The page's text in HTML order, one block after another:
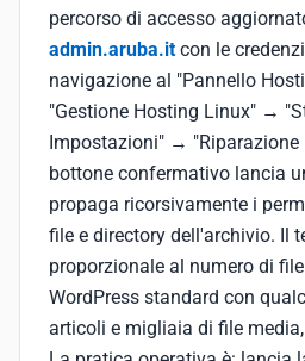
percorso di accesso
admin.aruba.it con le
navigazione al "Pannello
"Gestione Hosting Linux" →
Impostazioni" → "Riparazione
bottone confermativo lancia
propaga ricorsivamente i
file e directory dell'archivio. Il
proporzionale al numero di
WordPress standard con
articoli e migliaia di file